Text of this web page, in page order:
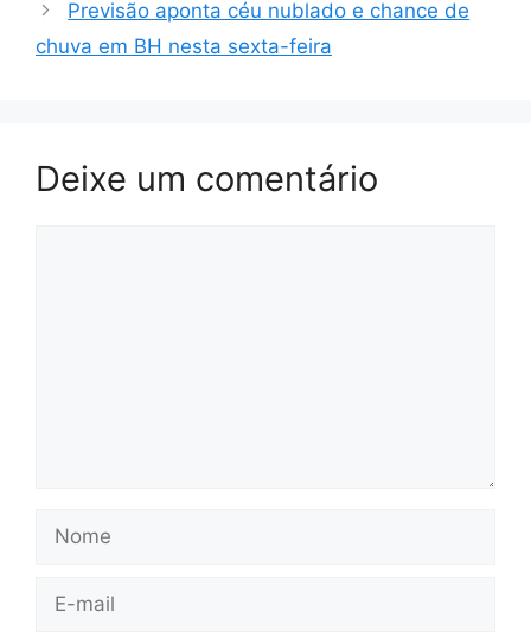
Previsão aponta céu nublado e chance de
chuva em BH nesta sexta-feira
Deixe um comentário
Nome